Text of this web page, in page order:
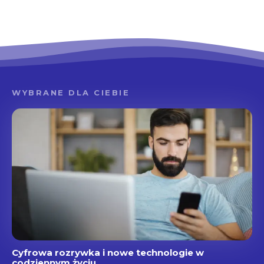
WYBRANE DLA CIEBIE
Cyfrowa rozrywka i nowe technologie w